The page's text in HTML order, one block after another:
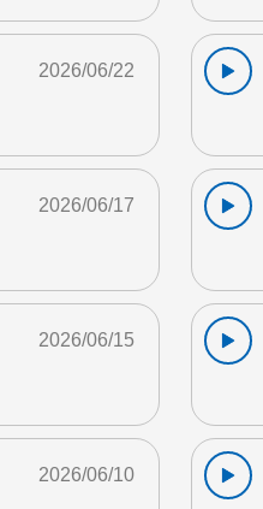
2026/06/22
2026/06/17
2026/06/15
2026/06/10